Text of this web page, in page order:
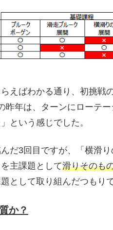
えばわかる通り、初挑戦
昨年は、ターンにローテ
という感じでした。
だ3回目ですが、「横滑
主課題として滑りそのも
として取り組んだつもり
か？